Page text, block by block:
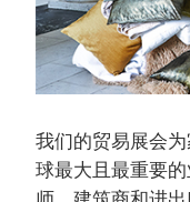
我们的贸易展会
球最大且最重要